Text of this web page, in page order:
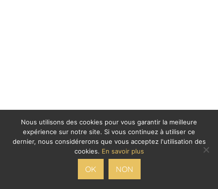
Nous utilisons des cookies pour vous garantir la meilleure
expérience sur notre site. Si vous continuez à utiliser ce
dernier, nous considérerons que vous acceptez l'utilisation des
cookies. En savoir plus
OK NON